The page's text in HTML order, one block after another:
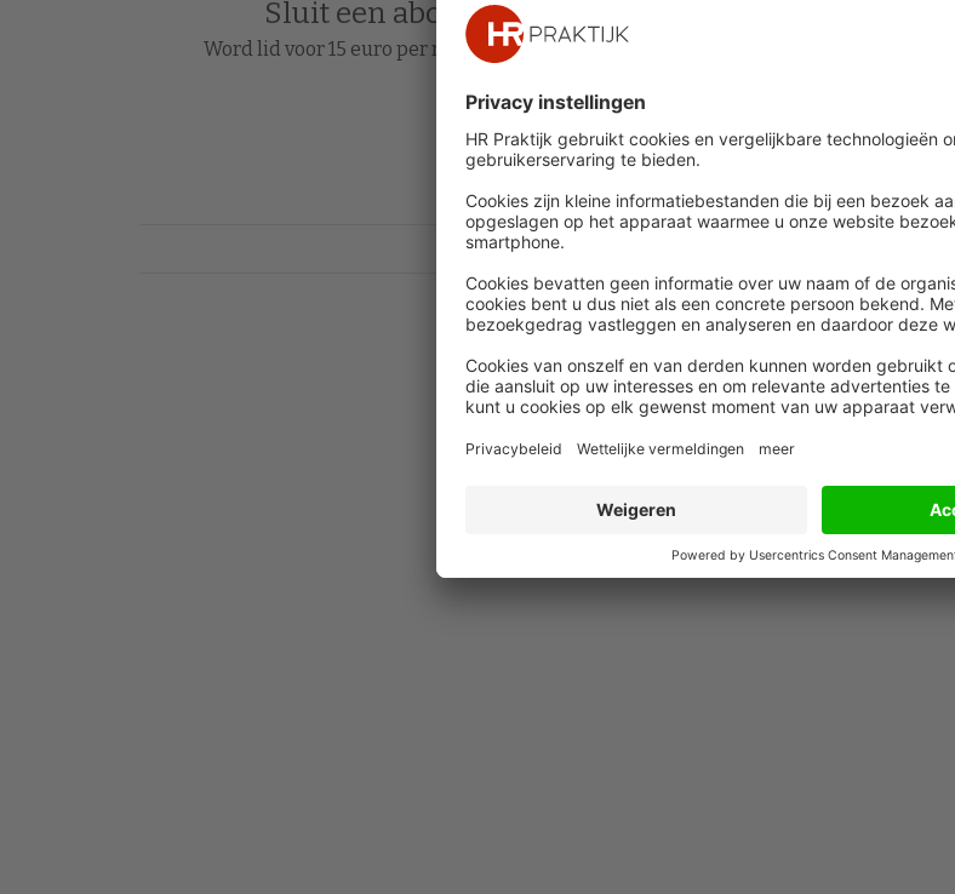
Sluit een abonnement af om dit artikel te lezen
Word lid voor 15 euro per maand en lees onbeperkt alle artikelen in onze kennisbank
Account aanmaken
Heb je al een account ?Log in